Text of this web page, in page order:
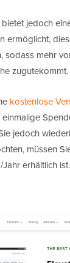
jedoch
ermöglicht,
sodass mehr
zugutekommt.
kostenlose
jedoch
müssen
erhältlich ist.